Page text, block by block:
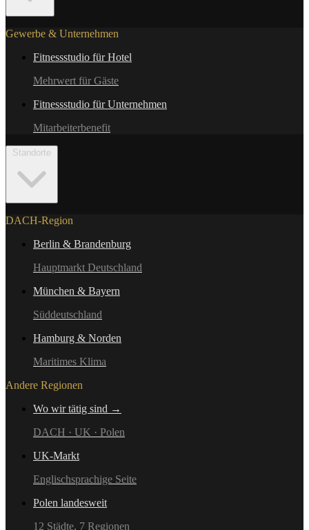
Gewerbe & Unternehmen
Fitnessstudio für Hotel
Mehrwert für Gäste
Fitnessstudio für Unternehmen
Mitarbeiterbenefit
DACH-Region
Berlin & Brandenburg
Hauptmarkt Deutschland
München & Bayern
Süddeutschland
Hamburg & Norden
Maritimes Klima
Andere Regionen
Wo wir tätig sind →
DACH · UK · Polen
UK-Markt
Englischsprachige Seite
Polen landesweit
12 Städte, 7 Regionen